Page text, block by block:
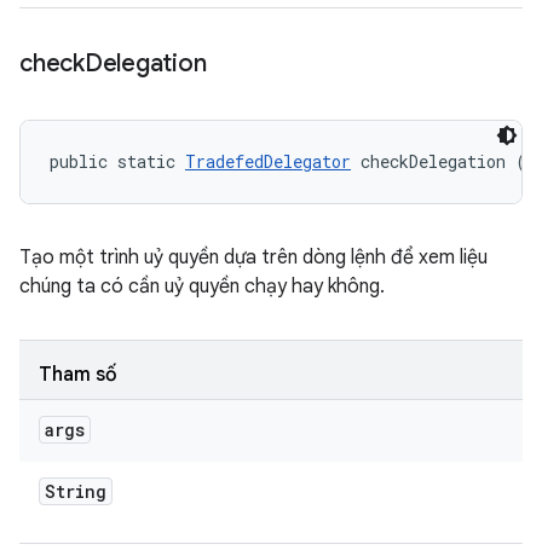
checkDelegation
public static TradefedDelegator checkDelegation
Tạo một trình uỷ quyền dựa trên dòng lệnh để xem liệu
chúng ta có cần uỷ quyền chạy hay không.
Tham số
args
String